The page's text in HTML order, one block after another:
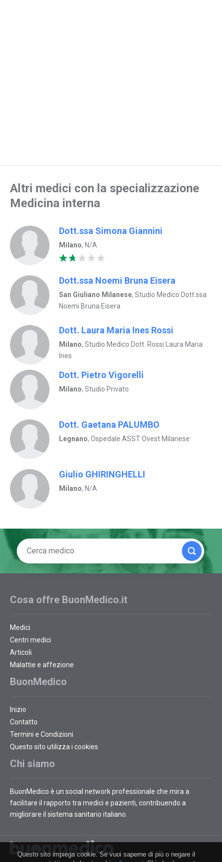
Altri medici con la specializzazione
Medicina interna
Dott.ssa Simona Giannini
Milano, N/A
Dott.ssa Noemi Bruna Eisera
San Giuliano Milanese, Studio Medico Dott.ssa
Noemi Bruna Eisera
Dott. Laura Maria Ines Rossi
Milano, Studio Medico Dott. Rossi Laura Maria
Ines
Dott. Pietro Vigorelli
Milano, Studio Privato
Dott. Gaetana PALUMBO
Legnano, Ospedale ASST Ovest Milanese
Giulio GHIRINGHELLI
Milano, N/A
Cosa offre BuonMedico.it
Medici
Centri medici
Articoli
Malattie e affezione
BuonMedico
Inizio
Contatto
Termini e Condizioni
Questo sito utilizza i cookies
Chi siamo
BuonMedico è un social network professionale che mira a
facilitare il rapporto tra medici e pazienti, contribuendo a
migliorare il sistema sanitario italiano.
Questo sito impiega cookie. Se vuoi saperne di più o negare il